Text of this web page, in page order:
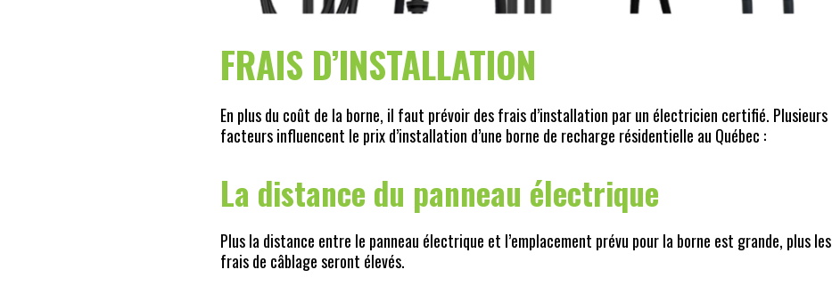
FRAIS D’INSTALLATION
En plus du coût de la borne, il faut prévoir des frais d’installation par un électricien certifié. Plusieurs
facteurs influencent le prix d’installation d’une borne de recharge résidentielle au Québec :
La distance du panneau électrique
Plus la distance entre le panneau électrique et l’emplacement prévu pour la borne est grande, plus les
frais de câblage seront élevés.